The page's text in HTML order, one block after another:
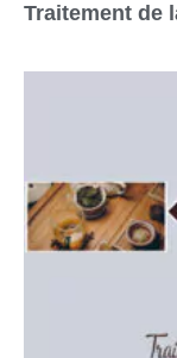
Traitement de